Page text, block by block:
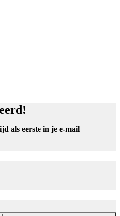
als eerste in je e-mail